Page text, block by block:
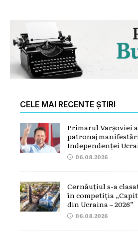
CELE MAI RECENTE ȘTIRI
Primarul Varșoviei
patronaj
Independenței
06.08.2026
Cernăuțiul s-a
în competiția
din Ucraina – 2026”
06.08.2026